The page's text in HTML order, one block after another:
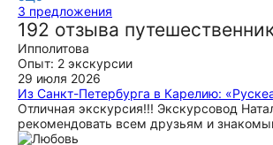
3 предложения
192 отзыва
Ипполитова
Опыт: 2 экскурсии
29 июля 2026
Из Санкт-Петербурга в Карелию:
Отличная экскурсия!!! Экскурсовод
рекомендовать всем друзьям и